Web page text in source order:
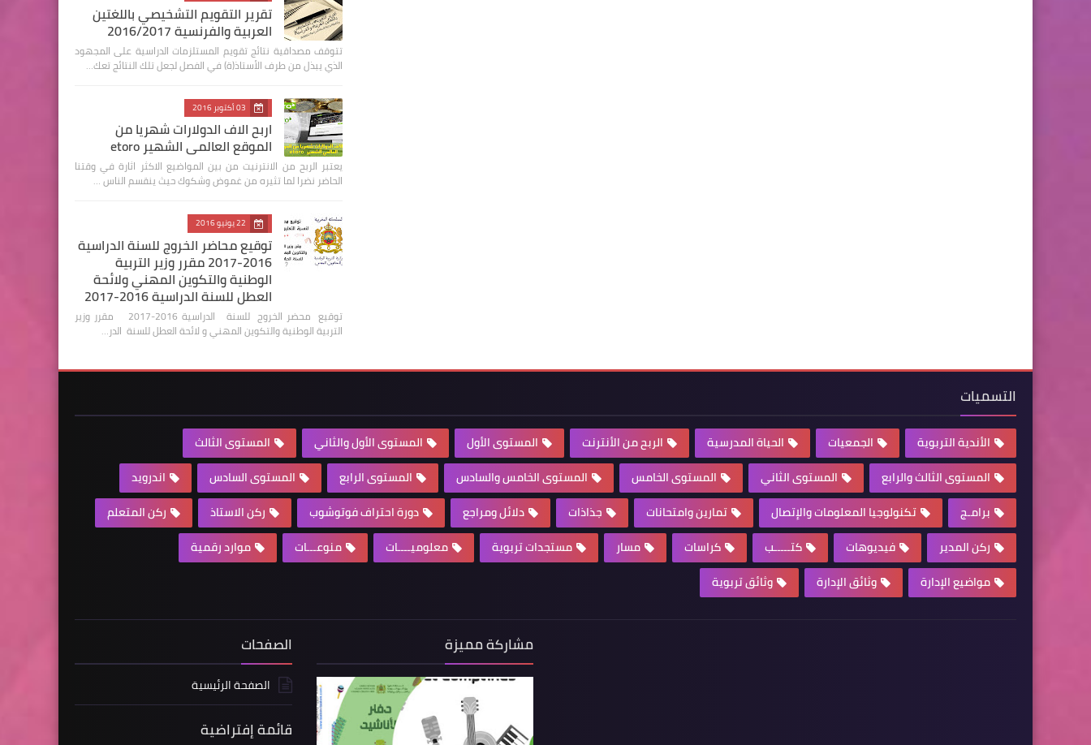
تقرير التقويم التشخيصي باللغتين
العربية والفرنسية 2016/2017
تتوقف مصداقية نتائج تقويم المستلزمات الدراسية على المجهود
الذي يبذل من طرف الأستاذ(ة) في الفصل لجعل تلك النتائج تعك…
03 أكتوبر 2016
اربح الاف الدولارات شهريا من
الموقع العالمي الشهير etoro
يعتبر الربح من الانترنيت من بين المواضيع الاكثر اثارة في وقتنا
الحاضر نضرا لما تثيره من غموض وشكوك حيث ينقسم الناس …
22 يونيو 2016
توقيع محاضر الخروج للسنة الدراسية
2016-2017 مقرر وزير التربية
الوطنية والتكوين المهني ولائحة
العطل للسنة الدراسية 2016-2017
توقيع محضر الخروج للسنة الدراسية 2016-2017 مقرر وزير
التربية الوطنية والتكوين المهني و لائحة العطل للسنة الدر…
التسميات
الأندية التربوية الجمعيات الحياة المدرسية الربح من الأنترنت المستوى الأول المستوى الأول والثاني
المستوى الثالث
المستوى الثالث والرابع
المستوى الثاني المستوى الخامس المستوى الخامس والسادس المستوى الرابع المستوى السادس
اندرويد
برامـج
تكنولوجيا المعلومات والإتصال تمارين وامتحانات جذاذات دلائل ومراجع دورة احتراف فوتوشوب ركن الاستاذ
ركن المتعلم
ركن المدير
فيديوهات كتـــــب كراسات مسار مستجدات تربوية معلوميــــات منوعـــات
موارد رقمية
مواضيع الإدارة
وثائق الإدارة وثائق تربوية
مشاركة مميزة الصفحات
الصفحة الرئيسية
قائمة إفتراضية